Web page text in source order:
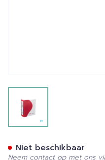
Niet beschikbaar
Neem contact op met ons